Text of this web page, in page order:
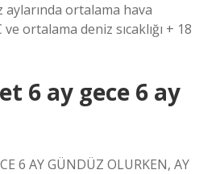
ortalama hava
ve ortalama deniz sıcaklığı + 18
6 ay gece 6 ay
6 AY ​​GÜNDÜZ OLURKEN, AY